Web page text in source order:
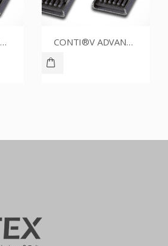
CONTI®V ADVANCE SPZ1762CR